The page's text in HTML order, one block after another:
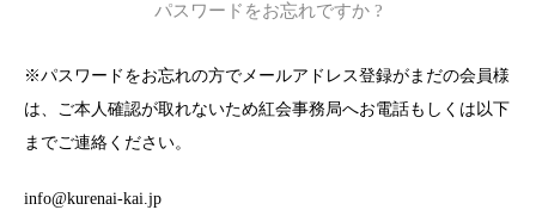
パスワードをお忘れですか ?
※パスワードをお忘れの方でメールアドレス登録がまだの会員様
は、ご本人確認が取れないため紅会事務局へお電話もしくは以下
までご連絡ください。
info@kurenai-kai.jp